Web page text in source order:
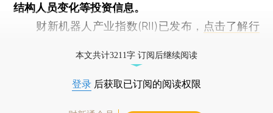
结构人员变化等投资信息。
财新机器人产业指数(RII)已发布， 点击了解行
本文共计3211字 订阅后继续阅读
登录 后获取已订阅的阅读权限